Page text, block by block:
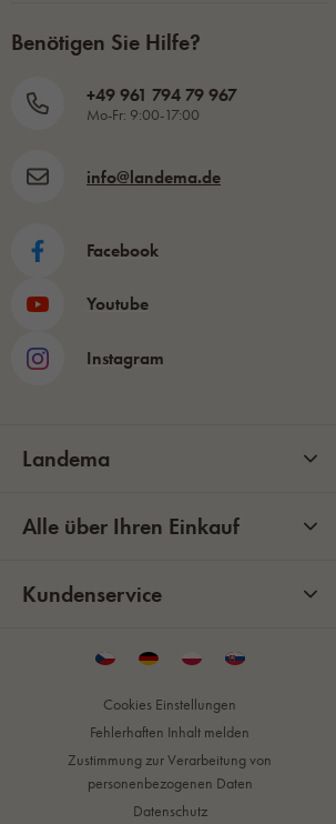
Benötigen Sie Hilfe?
+49 961 794 79 967
Mo-Fr: 9:00-17:00
info@landema.de
Facebook
Youtube
Instagram
Landema
Alle über Ihren Einkauf
Kundenservice
Cookies Einstellungen
Fehlerhaften Inhalt melden
Zustimmung zur Verarbeitung von
personenbezogenen Daten
Datenschutz